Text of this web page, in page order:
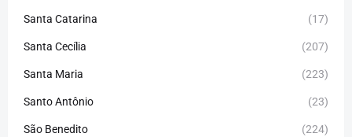
Santa Catarina (17)
Santa Cecília (207)
Santa Maria (223)
Santo Antônio (23)
São Benedito (224)